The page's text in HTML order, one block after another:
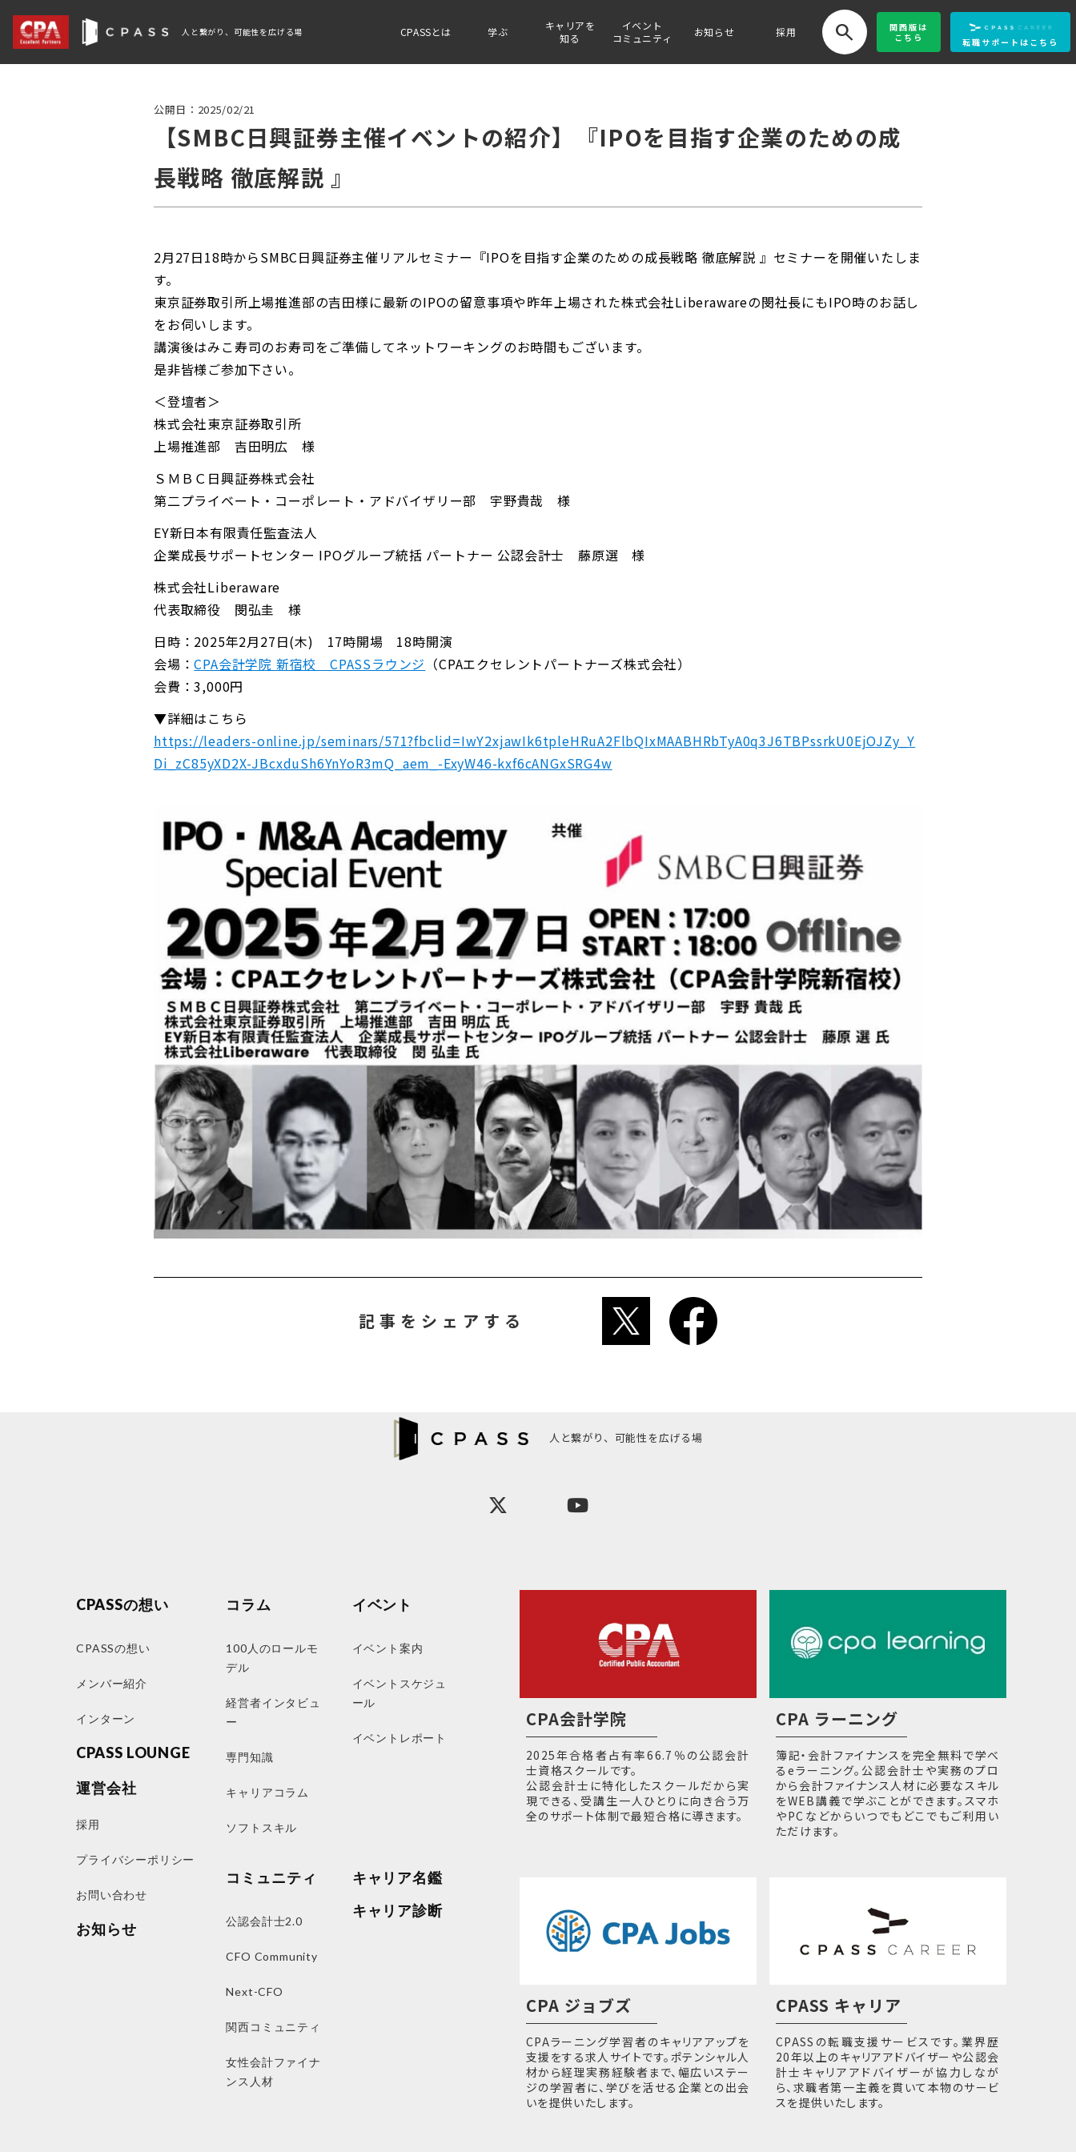
人と繋がり、可能性を広げる場 CPASSとは 学ぶ
キャリアを
知る
イベント
コミュニティ
お知らせ 採用 search 関西版 は
こちら
転職サポートはこちら
公開日：2025/02/21
【SMBC日興証券主催イベントの紹介】『IPOを目指す企業のための成
長戦略 徹底解説 』
2月27日18時からSMBC日興証券主催リアルセミナー『IPOを目指す企業のための成長戦略 徹底解説 』セミナーを開催いたしま
す。
東京証券取引所上場推進部の吉田様に最新のIPOの留意事項や昨年上場された株式会社Liberawareの閔社長にもIPO時のお話し
をお伺いします。
講演後はみこ寿司のお寿司をご準備してネットワーキングのお時間もございます。
是非皆様ご参加下さい。
＜登壇者＞
株式会社東京証券取引所
上場推進部 吉田明広 様
ＳＭＢＣ日興証券株式会社
第二プライベート・コーポレート・アドバイザリー部 宇野貴哉 様
EY新日本有限責任監査法人
企業成長サポートセンター IPOグループ統括 パートナー 公認会計士 藤原選 様
株式会社Liberaware
代表取締役 閔弘圭 様
日時：2025年2月27日(木) 17時開場 18時開演
会場：CPA会計学院 新宿校 CPASSラウンジ （CPAエクセレントパートナーズ株式会社）
会費：3,000円
▼詳細はこちら
https://leaders-online.jp/seminars/571?fbclid=IwY2xjawIk6tpleHRuA2FlbQIxMAABHRbTyA0q3J6TBPssrkU0EjOJZy_Y
Di_zC85yXD2X-JBcxduSh6YnYoR3mQ_aem_-ExyW46-kxf6cANGxSRG4w
記事をシェアする
人と繋がり、可能性を広げる場
CPASSの想い
CPASSの想い
メンバー紹介
インターン
CPASS LOUNGE
運営会社
採用
プライバシーポリシー
お問い合わせ
お知らせ
コラム
100人のロールモ
デル
経営者インタビュ
ー
専門知識
キャリアコラム
ソフトスキル
イベント
イベント案内
イベントスケジュ
ール
イベントレポート
コミュニティ
公認会計士2.0
CFO Community
Next-CFO
関西コミュニティ
女性会計ファイナ
ンス人材
キャリア名鑑
キャリア診断
CPA会計学院
2025年合格者占有率66.7％の公認会計
士資格スクールです。
公認会計士に特化したスクールだから実
現できる、受講生一人ひとりに向き合う万
全のサポート体制で最短合格に導きます。
CPA ラーニング
簿記・会計ファイナンスを完全無料で学べ
るeラーニング。公認会計士や実務のプロ
から会計ファイナンス人材に必要なスキル
をWEB講義で学ぶことができます。スマホ
やPCなどからいつでもどこでもご利用い
ただけます。
CPA ジョブズ
CPAラーニング学習者のキャリアアップを
支援をする求人サイトです。ポテンシャル人
材から経理実務経験者まで、幅広いステー
ジの学習者に、学びを活せる企業との出会
いを提供いたします。
CPASS キャリア
CPASSの転職支援サービスです。業界歴
20年以上のキャリアアドバイザーや公認会
計士キャリアアドバイザーが協力しなが
ら、求職者第一主義を貫いて本物のサービ
スを提供いたします。